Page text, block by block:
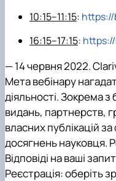
10:15–11:15: https://
16:15–17:15:
—14 червня 2022.
Мета вебінару
діяльності. Зокрема
видань, партнерств,
власних публікацій
досягнень науковця.
Відповіді на ваші
Реєстрація: оберіть